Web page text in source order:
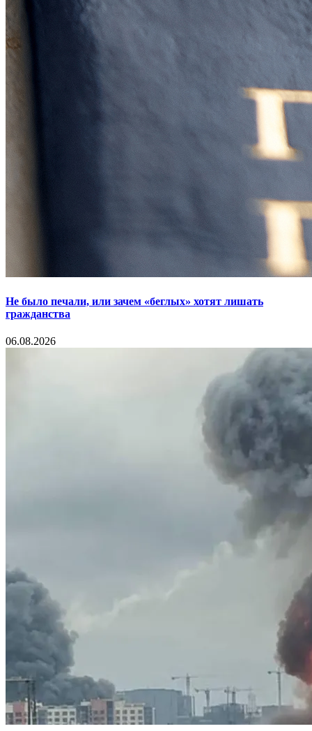
Не было печали, или зачем «беглых» хотят лишать
гражданства
06.08.2026